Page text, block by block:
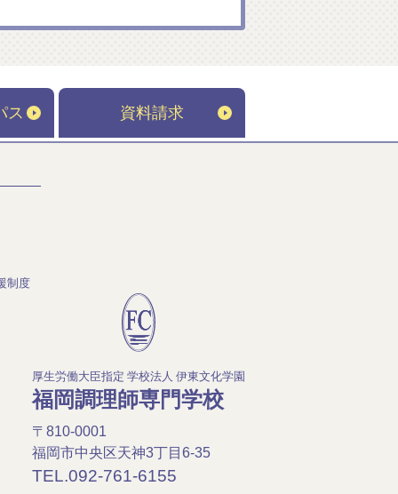
ス 資料請求
制度
厚生労働大臣指定 学校法人 伊東文化学園
福岡調理師専門学校
〒810-0001
福岡市中央区天神3丁目6-35
TEL.092-761-6155